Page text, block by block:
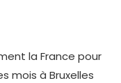
la France pour
mois à Bruxelles